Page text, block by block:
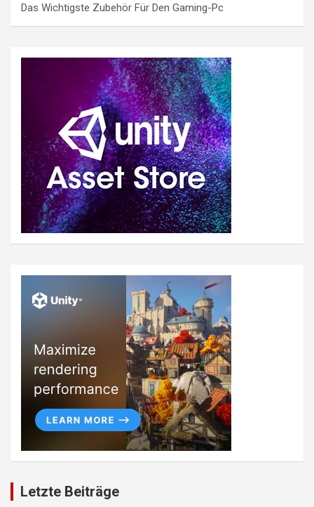
Das Wichtigste Zubehör Für Den Gaming-Pc
Letzte Beiträge